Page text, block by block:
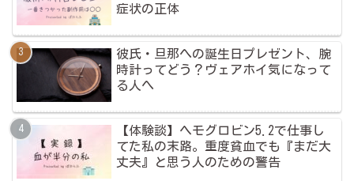
症状の正体
彼氏・旦那への誕生日プレゼント、腕
時計ってどう？ヴェアホイ気になって
る人へ
【体験談】ヘモグロビン5.2で仕事し
てた私の末路。重度貧血でも『まだ大
丈夫』と思う人のための警告